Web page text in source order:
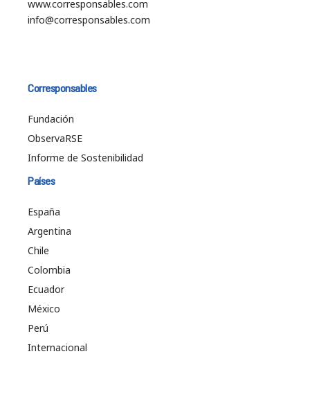
www.corresponsables.com
info@corresponsables.com
Corresponsables
Fundación
ObservaRSE
Informe de Sostenibilidad
Países
España
Argentina
Chile
Colombia
Ecuador
México
Perú
Internacional